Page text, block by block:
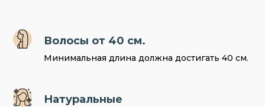
Волосы от 40 см.
Минимальная длина должна достигать 40 см.
Натуральные